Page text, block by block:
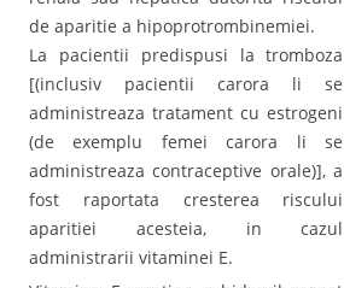
de aparitie a hipoprotrombinemiei.
La pacientii predispusi la tromboza
[(inclusiv pacientii carora li se
administreaza tratament cu estrogeni
(de exemplu femei carora li se
administreaza contraceptive orale)], a
fost raportata cresterea riscului
aparitiei acesteia, in cazul
administrarii vitaminei E.